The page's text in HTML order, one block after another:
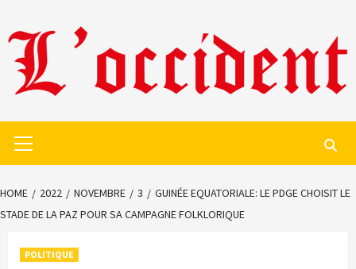
to
content
Menu
HOME 2022 NOVEMBRE 3
GUINÉE EQUATORIALE: LE PDGE CHOISIT LE
STADE DE LA PAZ POUR SA CAMPAGNE FOLKLORIQUE
POLITIQUE